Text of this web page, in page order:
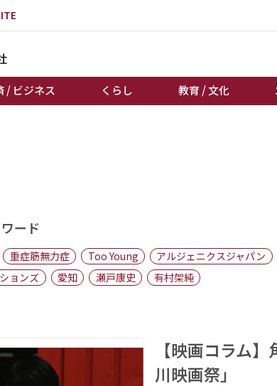
/ ビジネス くらし 教育 / 文化
ページ
せ
地域
キーパーソン
ード
重症筋無力症 Too Young アルジェニクスジャパン
ョンズ
愛知 瀬戸康史
有村架純
【映画コラム
川映画祭」